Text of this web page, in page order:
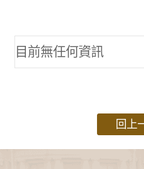
目前無任何資訊
回上